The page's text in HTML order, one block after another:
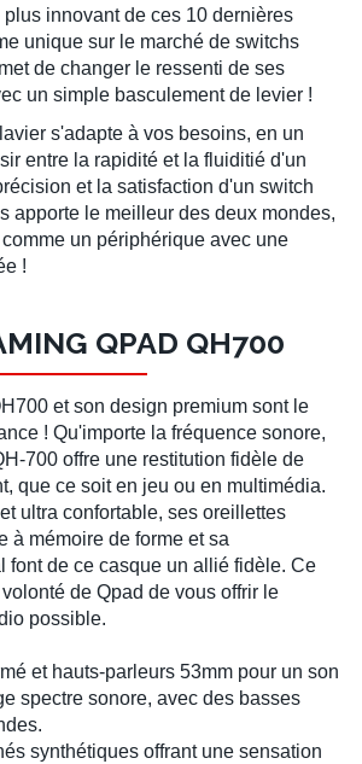
plus innovant de ces 10 dernières
unique sur le marché de switchs
de changer le ressenti de ses
un simple basculement de levier !
s'adapte à vos besoins, en un
entre la rapidité et la fluiditié d'un
et la satisfaction d'un switch
apporte le meilleur des deux mondes,
un périphérique avec une
!
QPAD QH700
et son design premium sont le
! Qu'importe la fréquence sonore,
700 offre une restitution fidèle de
que ce soit en jeu ou en multimédia.
ultra confortable, ses oreillettes
à mémoire de forme et sa
font de ce casque un allié fidèle. Ce
de Qpad de vous offrir le
possible.
et hauts-parleurs 53mm pour un son
spectre sonore, avec des basses
synthétiques offrant une sensation